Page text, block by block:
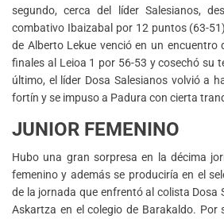
segundo, cerca del líder Salesianos,
combativo Ibaizabal por 12 puntos (63-
de Alberto Lekue venció en un encuentro
finales al Leioa 1 por 56-53 y cosechó su
último, el líder Dosa Salesianos volvió a
fortín y se impuso a Padura con cierta
JUNIOR FEMENINO
Hubo una gran sorpresa en la décima
femenino y además se produciría en el
de la jornada que enfrentó al colista Dosa
Askartza en el colegio de Barakaldo. Por